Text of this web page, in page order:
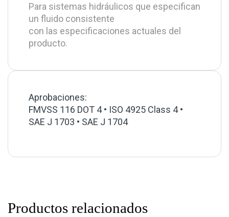
Para sistemas hidráulicos que especifican
un fluido consistente
con las especificaciones actuales del
producto.
Aprobaciones:
FMVSS 116 DOT 4 • ISO 4925 Class 4 •
SAE J 1703 • SAE J 1704
Productos relacionados